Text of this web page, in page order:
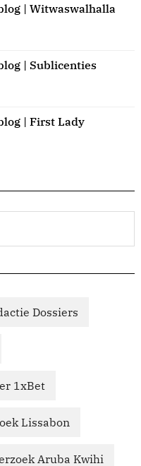
| Witwaswalhalla
| Sublicenties
| First Lady
Dossiers
1xBet
Lissabon
Aruba Kwihi